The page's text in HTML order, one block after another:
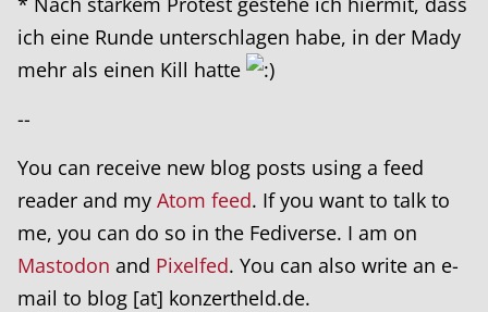
ich eine Runde unterschlagen habe, in der Mady
mehr als einen Kill hatte
--
You can receive new blog posts using a feed
reader and my Atom feed. If you want to talk to
me, you can do so in the Fediverse. I am on
Mastodon and Pixelfed. You can also write an e-
mail to blog [at] konzertheld.de.